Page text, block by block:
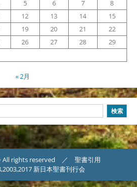
5 6 7
8
12 13 14
15
19 20 21
22
26 27 28
29
« 2月
検索
All rights reserved ／ 聖書引用
新日本聖書刊行会